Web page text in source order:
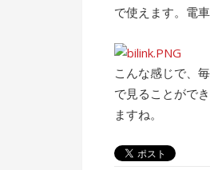
で使えます。電
こんな感じで、
で見ることがで
ますね。